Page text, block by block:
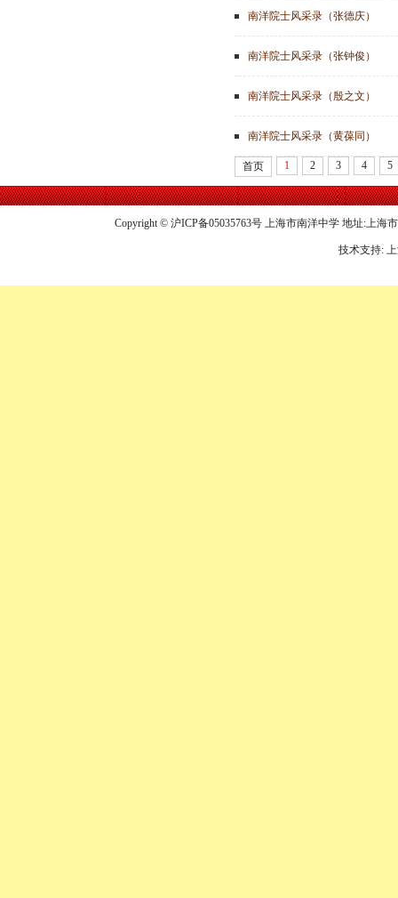
南洋院士风采录（张德庆）
南洋院士风采录（张钟俊）
南洋院士风采录（殷之文）
南洋院士风采录（黄葆同）
首页 1 2 3 4 5
Copyright © 沪ICP备05035763号 上海市南洋中学 地址:上海
技术支持: